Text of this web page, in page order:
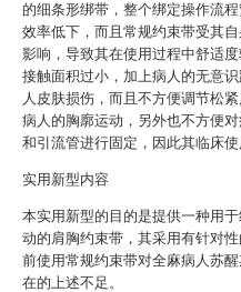
的细条形绑带，整个绑定操作流
效率低下，而且常规约束带受其
影响，导致其在使用过程中舒适
接触面积过小，加上病人的无意
人皮肤损伤，而且不方便调节松
病人的胸廓运动，另外也不方便
和引流管进行固定，因此其临床使
实用新型内容
本实用新型的目的是提供一种用
动的肩胸约束带，其采用有针对
前使用常规约束带对全麻病人苏
在的上述不足。